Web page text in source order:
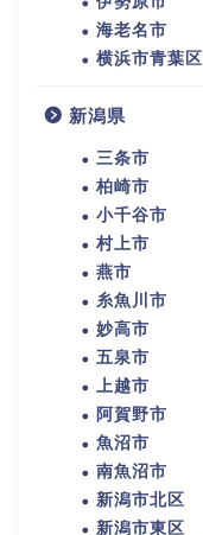
海老名市
横浜市青葉区
新潟県
三条市
柏崎市
小千谷市
村上市
燕市
糸魚川市
妙高市
五泉市
上越市
阿賀野市
魚沼市
南魚沼市
新潟市北区
新潟市東区